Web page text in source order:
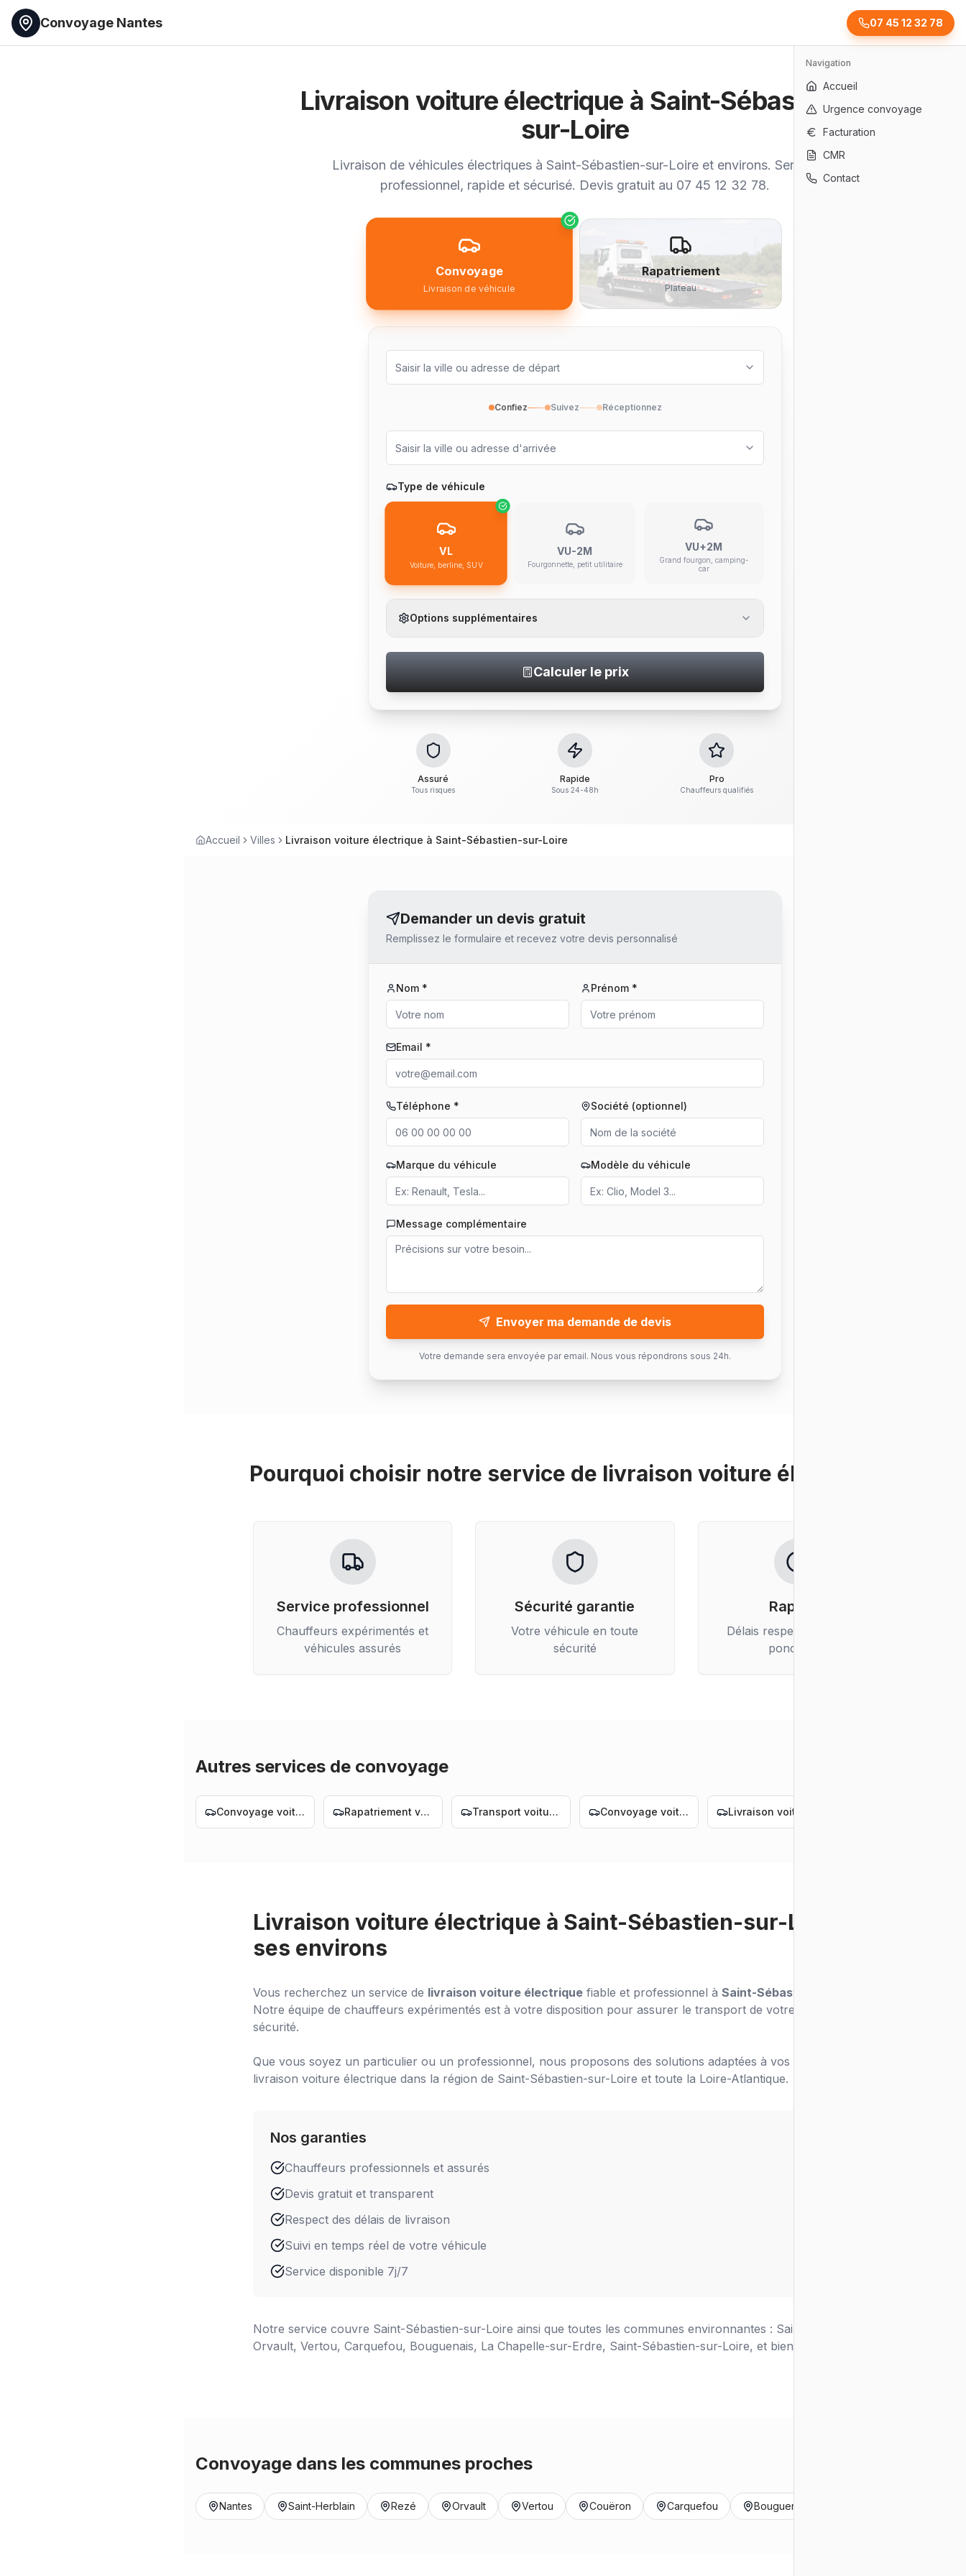
Convoyage Nantes 07 45 12 32 78
Navigation
Accueil
Urgence convoyage
Facturation
CMR
Contact
Livraison voiture électrique à Saint-Sébastien-
sur-Loire
Livraison de véhicules électriques à Saint-Sébastien-sur-Loire et environs. Service
professionnel, rapide et sécurisé. Devis gratuit au 07 45 12 32 78.
Convoyage
Livraison de véhicule
Rapatriement
Plateau
Confiez Suivez Réceptionnez
Type de véhicule
VL
Voiture, berline, SUV
VU-2M
Fourgonnette, petit utilitaire
VU+2M
Grand fourgon, camping-
car
Options supplémentaires
Calculer le prix
Assuré
Tous risques
Rapide
Sous 24-48h
Pro
Chauffeurs qualifiés
Accueil Villes Livraison voiture électrique à Saint-Sébastien-sur-Loire
Demander un devis gratuit
Remplissez le formulaire et recevez votre devis personnalisé
Nom * Prénom *
Email *
Téléphone * Société (optionnel)
Marque du véhicule Modèle du véhicule
Message complémentaire
Envoyer ma demande de devis
Votre demande sera envoyée par email. Nous vous répondrons sous 24h.
Pourquoi choisir notre service de livraison voiture électrique
Service professionnel
Chauffeurs expérimentés et
véhicules assurés
Sécurité garantie
Votre véhicule en toute
sécurité
Rapidité
Délais respectés, livraison
ponctuelle
Autres services de convoyage
Convoyage voiture Nantes Rapatriement voiture Nantes Transport voiture Nantes Convoyage voiture électrique Nantes
Livraison voiture électrique à Saint-Sébastien-sur-Loire
ses environs
Vous recherchez un service de livraison voiture électrique fiable et professionnel à Saint-Sébastien-sur-Loire
Notre équipe de chauffeurs expérimentés est à votre disposition pour assurer le transport de votre véhicule en toute
sécurité.
Que vous soyez un particulier ou un professionnel, nous proposons des solutions adaptées à vos besoins de
livraison voiture électrique dans la région de Saint-Sébastien-sur-Loire et toute la Loire-Atlantique.
Nos garanties
Chauffeurs professionnels et assurés
Devis gratuit et transparent
Respect des délais de livraison
Suivi en temps réel de votre véhicule
Service disponible 7j/7
Notre service couvre Saint-Sébastien-sur-Loire ainsi que toutes les communes environnantes : Saint-Herblain, Rezé,
Orvault, Vertou, Carquefou, Bouguenais, La Chapelle-sur-Erdre, Saint-Sébastien-sur-Loire, et bien d'autres.
Convoyage dans les communes proches
Nantes Saint-Herblain Rezé Orvault Vertou Couëron Carquefou Bouguenais